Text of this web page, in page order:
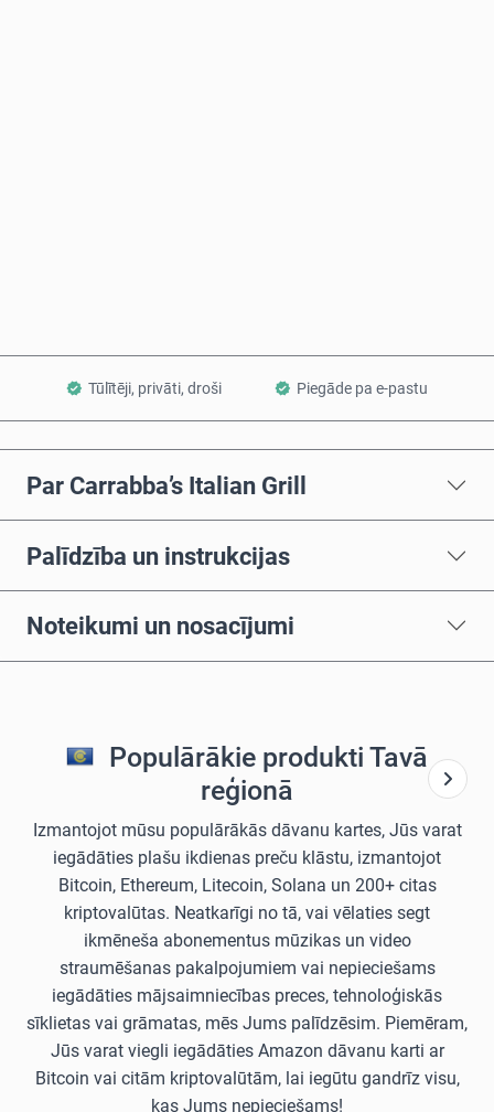
Tūlītēji, privāti, droši Piegāde pa e-pastu
Par Carrabba’s Italian Grill
Palīdzība un instrukcijas
Noteikumi un nosacījumi
Populārākie produkti Tavā
reģionā
Izmantojot mūsu populārākās dāvanu kartes, Jūs varat
iegādāties plašu ikdienas preču klāstu, izmantojot
Bitcoin, Ethereum, Litecoin, Solana un 200+ citas
kriptovalūtas. Neatkarīgi no tā, vai vēlaties segt
ikmēneša abonementus mūzikas un video
straumēšanas pakalpojumiem vai nepieciešams
iegādāties mājsaimniecības preces, tehnoloģiskās
sīklietas vai grāmatas, mēs Jums palīdzēsim. Piemēram,
Jūs varat viegli iegādāties Amazon dāvanu karti ar
Bitcoin vai citām kriptovalūtām, lai iegūtu gandrīz visu,
kas Jums nepieciešams!